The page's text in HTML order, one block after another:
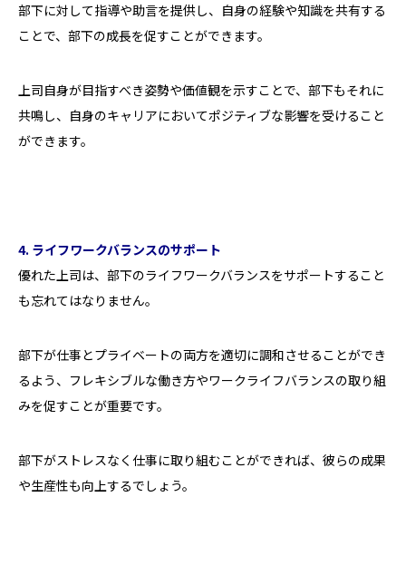
部下に対して指導や助言を提供し、自身の経験や知識を共有する
ことで、部下の成長を促すことができます。
上司自身が目指すべき姿勢や価値観を示すことで、部下もそれに
共鳴し、自身のキャリアにおいてポジティブな影響を受けること
ができます。
4. ライフワークバランスのサポート
優れた上司は、部下のライフワークバランスをサポートすること
も忘れてはなりません。
部下が仕事とプライベートの両方を適切に調和させることができ
るよう、フレキシブルな働き方やワークライフバランスの取り組
みを促すことが重要です。
部下がストレスなく仕事に取り組むことができれば、彼らの成果
や生産性も向上するでしょう。